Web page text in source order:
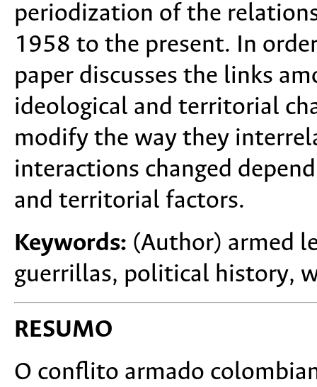
periodization of the
1958 to the present. In
paper discusses the links
ideological and territorial
modify the way they
interactions changed
and territorial factors.
Keywords: (Author) armed
guerrillas, political history,
RESUMO
O conflito armado